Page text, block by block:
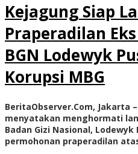
Kejagung Siap
Praperadilan
BGN Lodewyk
Korupsi MBG
BeritaObserver.Com, Jakarta
menyatakan menghormati
Badan Gizi Nasional,
permohonan praperadilan